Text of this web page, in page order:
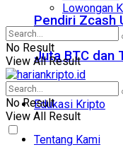
Pendiri Zcash
Juta BTC dan
Edukasi Kripto
Tentang Kami
Lowongan
No Result
View All Result
No Result
View All Result